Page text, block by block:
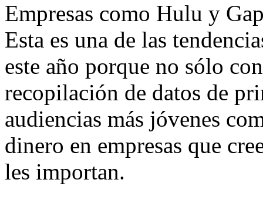
Empresas como Hulu y
Esta es una de las
este año porque no sólo
recopilación de datos de
audiencias más jóvenes
dinero en empresas que
les importan.